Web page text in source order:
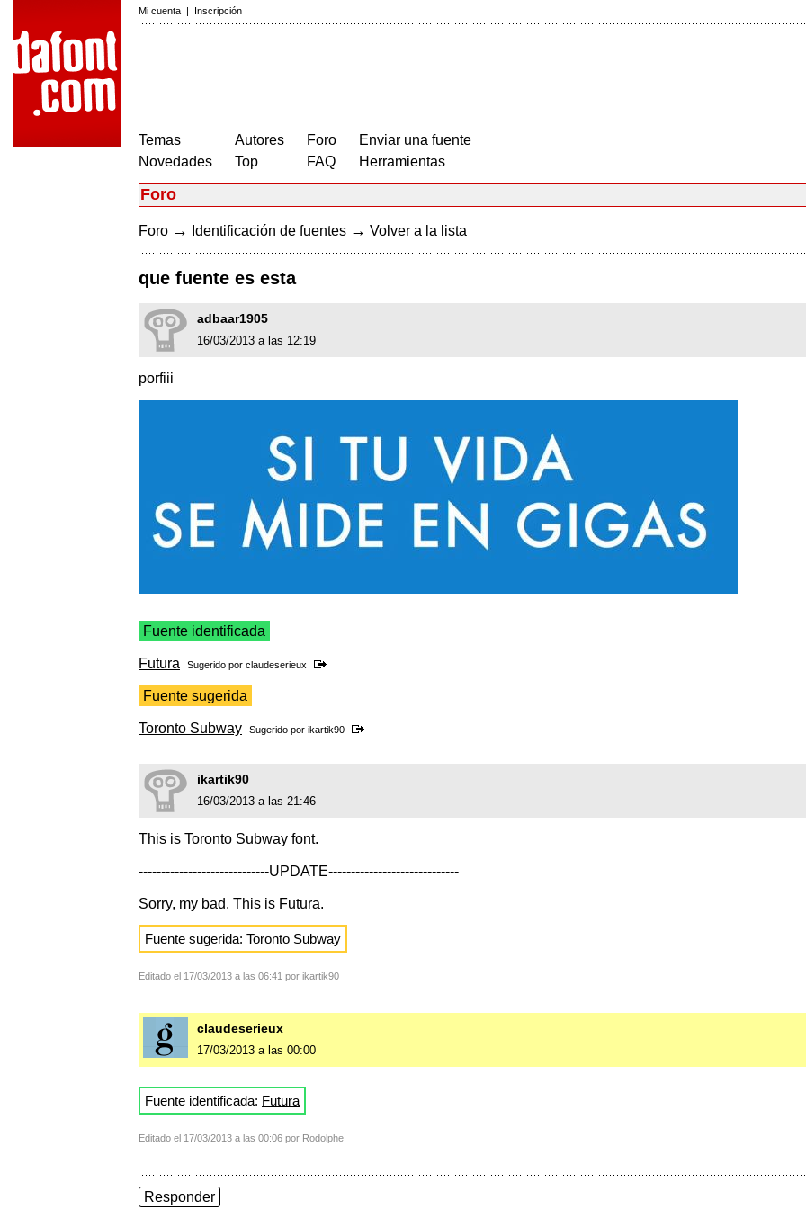
Mi cuenta | Inscripción
Temas
Novedades
Autores
Top
Foro
FAQ
Enviar una fuente
Herramientas
Foro
Foro → Identificación de fuentes → Volver a la lista
que fuente es esta
adbaar1905
16/03/2013 a las 12:19
porfiii
Fuente identificada
Futura Sugerido por claudeserieux
Fuente sugerida
Toronto Subway Sugerido por ikartik90
ikartik90
16/03/2013 a las 21:46
This is Toronto Subway font.
-----------------------------UPDATE-----------------------------
Sorry, my bad. This is Futura.
Fuente sugerida: Toronto Subway
Editado el 17/03/2013 a las 06:41 por ikartik90
claudeserieux
17/03/2013 a las 00:00
Fuente identificada: Futura
Editado el 17/03/2013 a las 00:06 por Rodolphe
Responder